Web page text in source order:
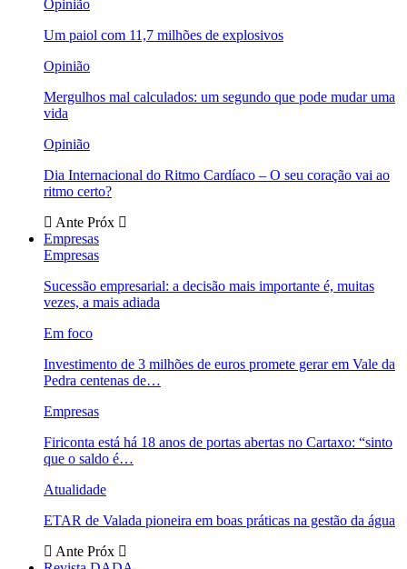
Opinião
Um paiol com 11,7 milhões de explosivos
Opinião
Mergulhos mal calculados: um segundo que pode mudar uma
vida
Opinião
Dia Internacional do Ritmo Cardíaco – O seu coração vai ao
ritmo certo?
Ante Próx
Empresas
Empresas
Sucessão empresarial: a decisão mais importante é, muitas
vezes, a mais adiada
Em foco
Investimento de 3 milhões de euros promete gerar em Vale da
Pedra centenas de…
Empresas
Firiconta está há 18 anos de portas abertas no Cartaxo: “sinto
que o saldo é…
Atualidade
ETAR de Valada pioneira em boas práticas na gestão da água
Ante Próx